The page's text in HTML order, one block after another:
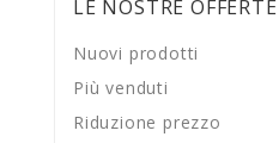
LE NOSTRE OFFERTE
Nuovi prodotti
Più venduti
Riduzione prezzo